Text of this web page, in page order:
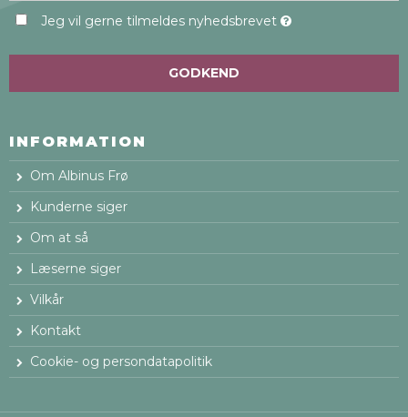
Jeg vil gerne tilmeldes nyhedsbrevet
GODKEND
INFORMATION
Om Albinus Frø
Kunderne siger
Om at så
Læserne siger
Vilkår
Kontakt
Cookie- og persondatapolitik